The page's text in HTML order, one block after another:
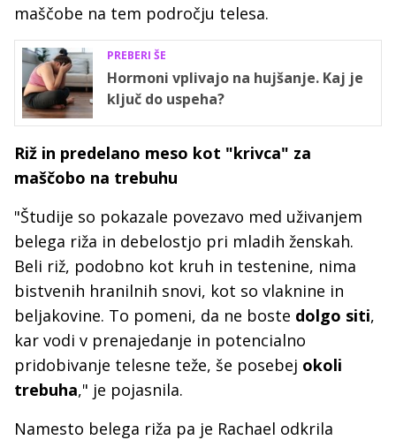
maščobe na tem področju telesa.
PREBERI ŠE
Hormoni vplivajo na hujšanje. Kaj je
ključ do uspeha?
Riž in predelano meso kot "krivca" za
maščobo na trebuhu
"Študije so pokazale povezavo med uživanjem
belega riža in debelostjo pri mladih ženskah.
Beli riž, podobno kot kruh in testenine, nima
bistvenih hranilnih snovi, kot so vlaknine in
beljakovine. To pomeni, da ne boste dolgo siti,
kar vodi v prenajedanje in potencialno
pridobivanje telesne teže, še posebej okoli
trebuha," je pojasnila.
Namesto belega riža pa je Rachael odkrila